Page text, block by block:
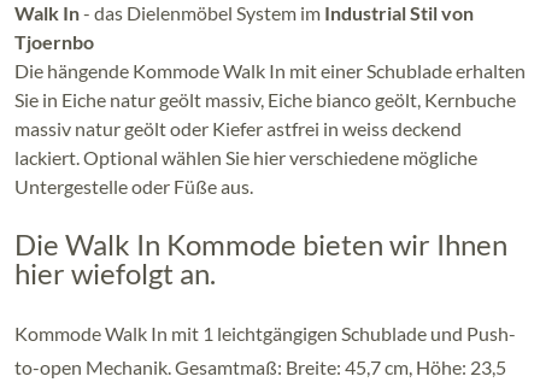
Walk In- das Dielenmöbel System im Industrial Stil von
Tjoernbo
Die hängende Kommode Walk In mit einer Schublade erhalten
Sie in Eiche natur geölt massiv, Eiche bianco geölt, Kernbuche
massiv natur geölt oder Kiefer astfrei in weiss deckend
lackiert. Optional wählen Sie hier verschiedene mögliche
Untergestelle oder Füße aus.
Die Walk In Kommode bieten wir Ihnen
hier wiefolgt an.
Kommode Walk In mit 1 leichtgängigen Schublade und Push-
to-open Mechanik. Gesamtmaß: Breite: 45,7 cm, Höhe: 23,5